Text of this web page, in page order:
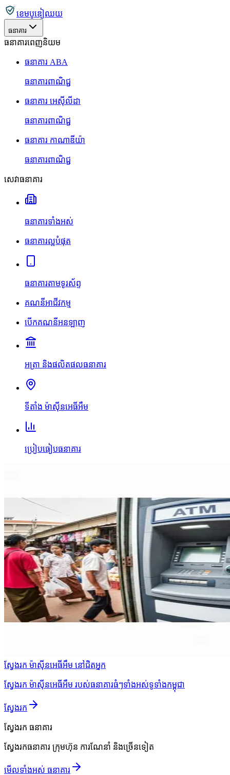
ខេមបូឌៀឈយ
ធនាគារ
ធនាគារពេញនិយម
ធនាគារ ABA
ធនាគារពាណិជ្ជ
ធនាគារ អេស៊ីលីដា
ធនាគារពាណិជ្ជ
ធនាគារ កាណាឌីយ៉ា
ធនាគារពាណិជ្ជ
សេវាធនាគារ
ធនាគារទាំងអស់
ធនាគារល្អបំផុត
ធនាគារតាមទូរស័ព្ទ
គណនីអាជីវកម្ម
បើកគណនីអនឡាញ
អត្រា និងផលិតផលធនាគារ
ទីតាំង ម៉ាស៊ីនអេធីអឹម
ប្រៀបធៀបធនាគារ
ស្វែងរក ម៉ាស៊ីនអេធីអឹម នៅជិតអ្នក
ស្វែងរក ម៉ាស៊ីនអេធីអឹម របស់ធនាគារធំៗទាំងអស់ទូទាំងកម្ពុជា
ស្វែងរក
ស្វែងរក ធនាគារ
ស្វែងរកធនាគារ ក្រុមហ៊ុន ការណែនាំ និងច្រើនទៀត
មើលទាំងអស់ ធនាគារ